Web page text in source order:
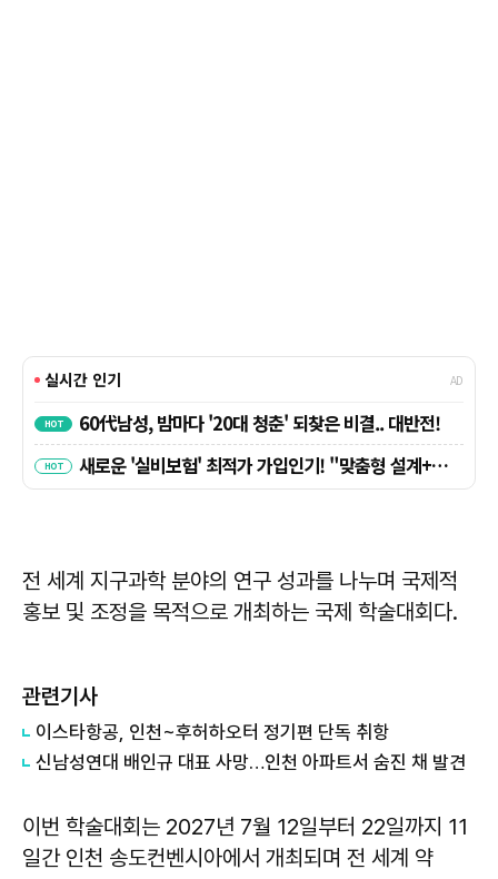
전 세계 지구과학 분야의 연구 성과를 나누며 국제적
홍보 및 조정을 목적으로 개최하는 국제 학술대회다.
관련기사
이스타항공, 인천~후허하오터 정기편 단독 취항
신남성연대 배인규 대표 사망…인천 아파트서 숨진 채 발견
이번 학술대회는 2027년 7월 12일부터 22일까지 11
일간 인천 송도컨벤시아에서 개최되며 전 세계 약